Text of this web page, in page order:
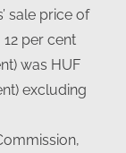
sale price of
per cent
was HUF
excluding